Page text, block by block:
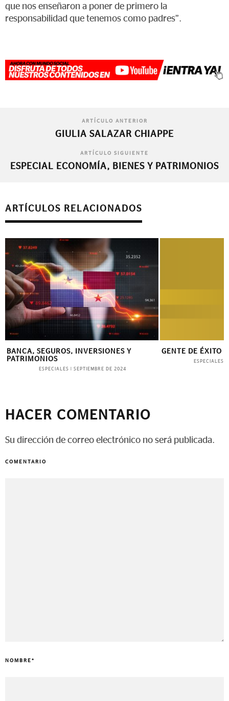
que nos enseñaron a poner de primero la
responsabilidad que tenemos como padres”.
ARTÍCULO ANTERIOR
GIULIA SALAZAR CHIAPPE
ARTÍCULO SIGUIENTE
ESPECIAL ECONOMÍA, BIENES Y PATRIMONIOS
ARTÍCULOS RELACIONADOS
GENTE DE ÉXITO
ESPECIALES
ALIANZA POR
–
HACER COMENTARIO
Su dirección de correo electrónico no será publicada.
COMENTARIO
NOMBRE *